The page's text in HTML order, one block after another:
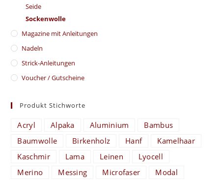
Seide
Sockenwolle
Magazine mit Anleitungen
Nadeln
Strick-Anleitungen
Voucher / Gutscheine
Produkt Stichworte
Acryl Alpaka Aluminium
Bambus
Baumwolle
Birkenholz Hanf
Kamelhaar
Kaschmir
Lama Leinen
Lyocell
Merino
Messing Microfaser
Modal